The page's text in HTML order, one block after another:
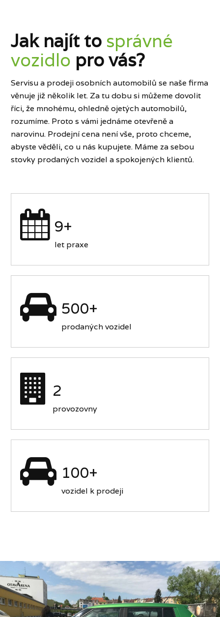
Jak najít to správné
vozidlo pro vás?
Servisu a prodeji osobních automobilů se naše firma
věnuje již několik let. Za tu dobu si můžeme dovolit
říci, že mnohému, ohledně ojetých automobilů,
rozumíme. Proto s vámi jednáme otevřeně a
narovinu. Prodejní cena není vše, proto chceme,
abyste věděli, co u nás kupujete. Máme za sebou
stovky prodaných vozidel a spokojených klientů.
9+
let praxe
500+
prodaných vozidel
2
provozovny
100+
vozidel k prodeji